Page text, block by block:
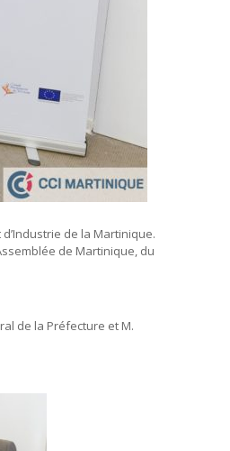
de la Martinique.
de Martinique, du
de la Préfecture et M.